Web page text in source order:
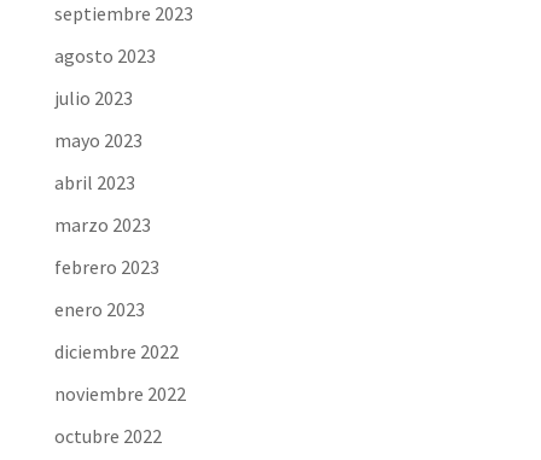
septiembre 2023
agosto 2023
julio 2023
mayo 2023
abril 2023
marzo 2023
febrero 2023
enero 2023
diciembre 2022
noviembre 2022
octubre 2022